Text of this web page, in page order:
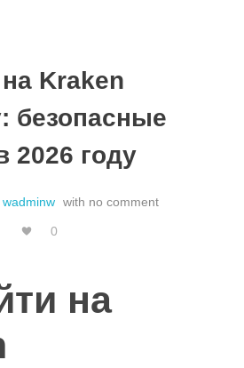
Kraken
безопасные
2026 году
wadminw with no comment
0
на